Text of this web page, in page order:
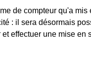
de compteur qu'a
: il sera désormais
effectuer une mise en